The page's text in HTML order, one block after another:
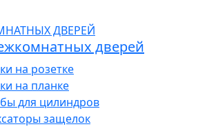
ДВЕРЕЙ
дверей
на розетке
на планке
для цилиндров
защелок